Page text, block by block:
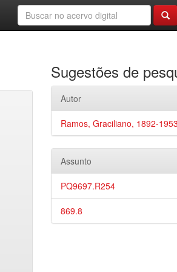
Sugestões de
Autor
Ramos, Graciliano, 1892-1953
Assunto
PQ9697.R254
869.8